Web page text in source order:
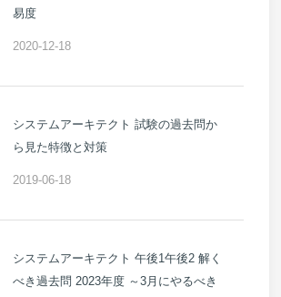
易度
2020-12-18
システムアーキテクト 試験の過去問か
ら見た特徴と対策
2019-06-18
システムアーキテクト 午後1午後2 解く
べき過去問 2023年度 ～3月にやるべき